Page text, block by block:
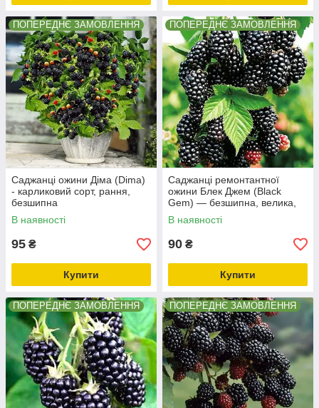
ПОПЕРЕДНЄ ЗАМОВЛЕННЯ
Саджанці ожини Діма (Dima)
- карликовий сорт, рання,
безшипна
В наявності
95 ₴
Купити
ПОПЕРЕДНЄ ЗАМОВЛЕННЯ
Саджанці ремонтантної
ожини Блек Джем (Black
Gem) — безшипна, велика,
солодка
В наявності
90 ₴
Купити
ПОПЕРЕДНЄ ЗАМОВЛЕННЯ ПОПЕРЕДНЄ ЗАМОВЛЕННЯ